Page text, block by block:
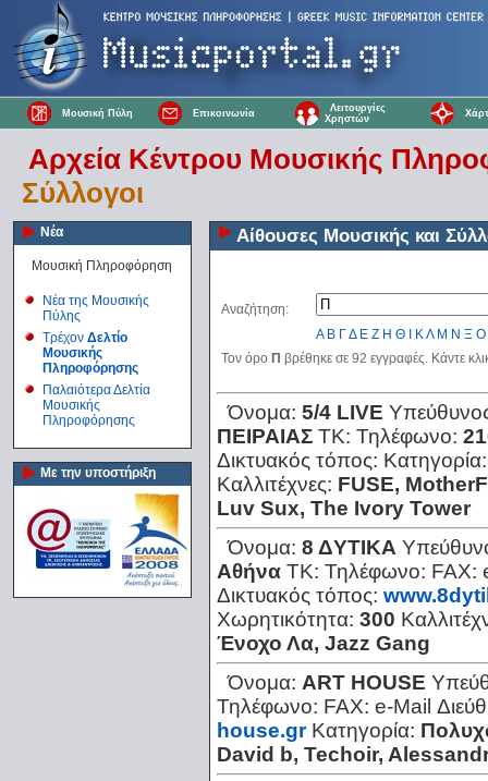
Μουσική Πύλη Επικοινωνία
Λειτουργίες
Χρηστών
Αρχεία Κέντρου Μουσικής
Σύλλογοι
Νέα
Μουσική Πληροφόρηση
Νέα της Μουσικής
Πύλης
Τρέχον Δελτίο
Μουσικής
Πληροφόρησης
Παλαιότερα Δελτία
Μουσικής
Πληροφόρησης
Με την υποστήριξη
Αίθουσες Μουσικής και
Αναζήτηση:
Α Β ΓΔ Ε Ζ Η Θ ΚΛ Μ Ν Ξ Ο
Τον όρο Π βρέθηκε σε 92 εγγραφές. Κάντε
Όνομα: 5/4 LIVE
ΠΕΙΡΑΙΑΣ ΤΚ: Τηλέφωνο:
Δικτυακός τόπος:
Καλλιτέχνες: FUSE,
Luv Sux, The Ivory Tower
Όνομα: 8 ΔYTIKA
Αθήνα ΤΚ: Τηλέφωνο: FAX:
Δικτυακός τόπος:
Χωρητικότητα: 300
Ένοχο Λα, Jazz Gang
Όνομα: ART HOUSE
Τηλέφωνο: FAX: e-Mail
house.gr Κατηγορία:
David b, Techoir,